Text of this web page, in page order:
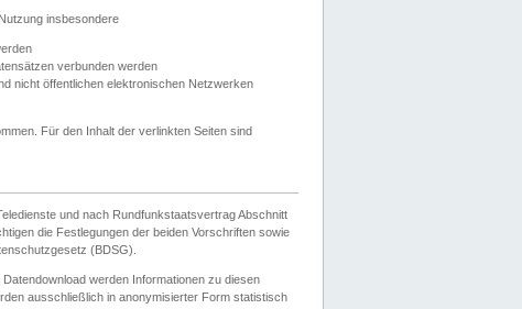
insbesondere
verbunden werden
nicht öffentlichen elektronischen Netzwerken
Für den Inhalt der verlinkten Seiten sind
und nach Rundfunkstaatsvertrag Abschnitt
die Festlegungen der beiden Vorschriften sowie
(BDSG).
werden Informationen zu diesen
ausschließlich in anonymisierter Form statistisch